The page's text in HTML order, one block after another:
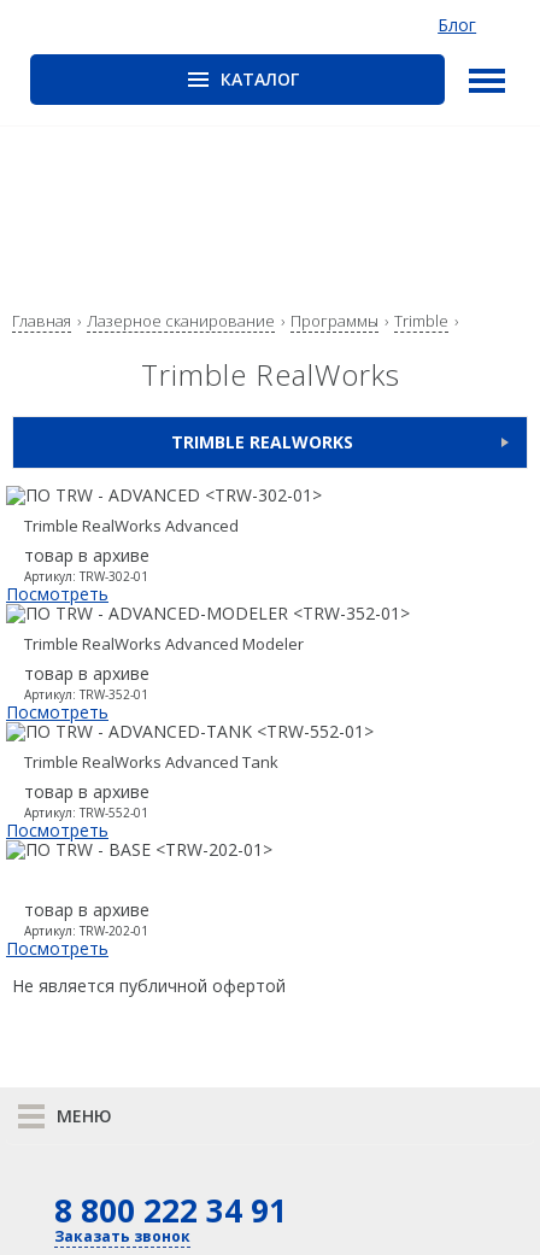
Блог
КАТАЛОГ
Spectra Precision
Руснавгеосеть
Тахеометры
Аэрофотокамеры
Лазерное сканирование
Наземное лазерное сканирование
Мобильное лазерное сканирование
Воздушное лазерное сканирование
Программы
Контроллеры
PrinCe
Pacific Crest
Главная Лазерное сканирование Программы Trimble
Trimble RealWorks
TRIMBLE REALWORKS
ГНСС-ПРИЁМНИКИ
ЛАЗЕРНОЕ СКАНИРОВАНИЕ
Наземное лазерное сканирование
Мобильное лазерное сканирование
Воздушное лазерное сканирование
SLAM
Программы
Orbit Geospatial Techologies
CHCNAV
КРЕДО
Novatel Waypoint
МОДЕМЫ
ПРОГРАММЫ
Trimble RealWorks Advanced
товар в архиве
Артикул: TRW-302-01
Посмотреть
Trimble RealWorks Advanced Modeler
товар в архиве
Артикул: TRW-352-01
Посмотреть
Trimble RealWorks Advanced Tank
товар в архиве
Артикул: TRW-552-01
Посмотреть
товар в архиве
Артикул: TRW-202-01
Посмотреть
Не является публичной офертой
8 800 222 34 91
Заказать звонок
МЕНЮ
КАТАЛОГ
GNSS